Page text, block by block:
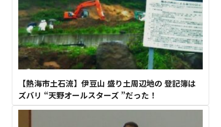
【熱海市土石流】伊豆山 盛り土周辺地の 登記簿は
ズバリ “天野オールスターズ ”だった！